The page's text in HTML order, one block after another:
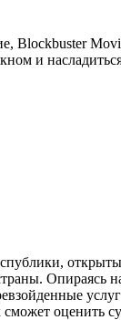
Blockbuster
и
оценить